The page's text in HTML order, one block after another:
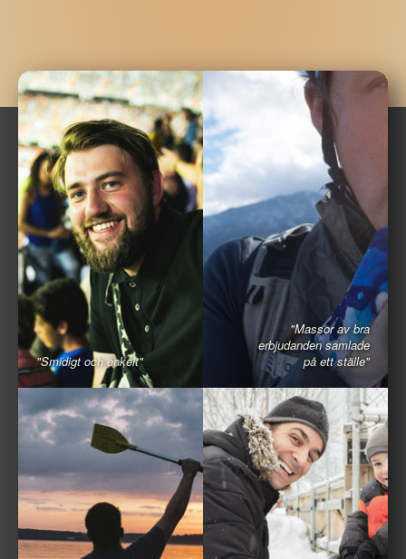
"Smidigt och enkelt"
"Massor av bra
erbjudanden samlade
på ett ställe"